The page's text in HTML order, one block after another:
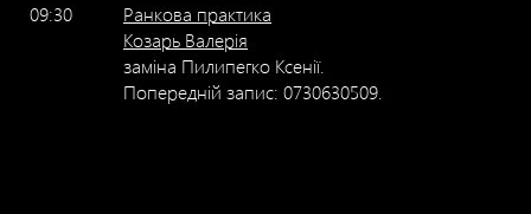
09:30
Ранкова практика
Козарь Валерія
заміна Пилипегко Ксенії.
Попередній запис: 0730630509.